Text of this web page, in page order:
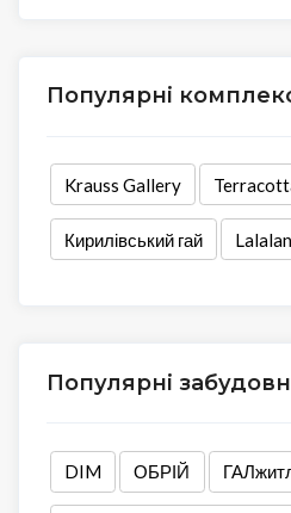
Популярні
Krauss Gallery
Кирилівський гай
Популярні
DIM ОБРІЙ